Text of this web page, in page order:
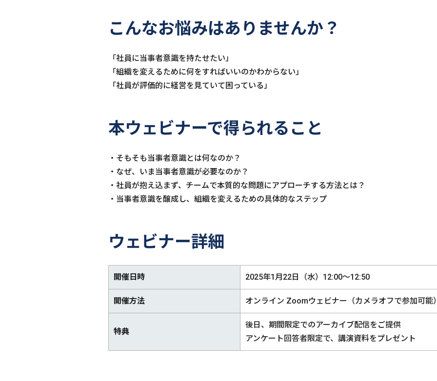
こんなお悩みはありませんか？
「社員に当事者意識を持たせたい」
「組織を変えるために何をすればいいのかわからない」
「社員が評価的に経営を見ていて困っている」
本ウェビナーで得られること
・そもそも当事者意識とは何なのか？
・なぜ、いま当事者意識が必要なのか？
・社員が抱え込まず、チームで本質的な問題にアプローチする方法とは？
・当事者意識を醸成し、組織を変えるための具体的なステップ
ウェビナー詳細
開催日時 2025年1月22日（水）12:00～12:50
開催方法 オンライン Zoomウェビナー（カメラオフで参加可能
特典
後日、期間限定でのアーカイブ配信をご提供
アンケート回答者限定で、講演資料をプレゼント